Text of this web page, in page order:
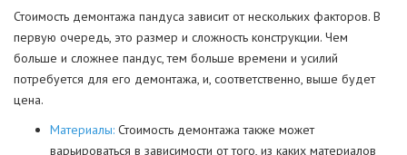
Стоимость демонтажа пандуса зависит от нескольких факторов. В
первую очередь, это размер и сложность конструкции. Чем
больше и сложнее пандус, тем больше времени и усилий
потребуется для его демонтажа, и, соответственно, выше будет
цена.
Материалы: Стоимость демонтажа также может
варьироваться в зависимости от того, из каких материалов